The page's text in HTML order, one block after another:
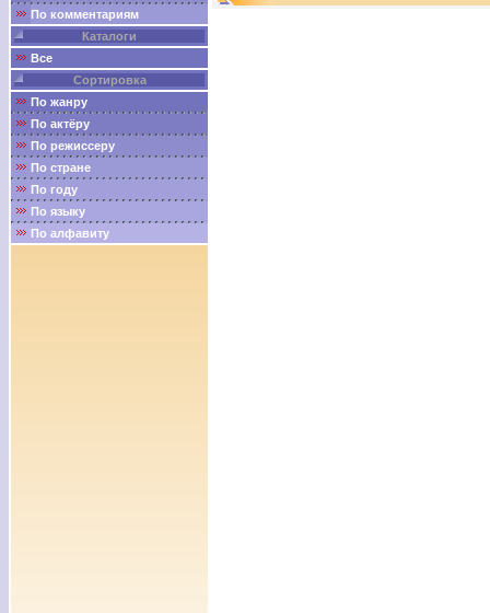
По комментариям
Каталоги
Все
Сортировка
По жанру
По актёру
По режиссеру
По стране
По году
По языку
По алфавиту